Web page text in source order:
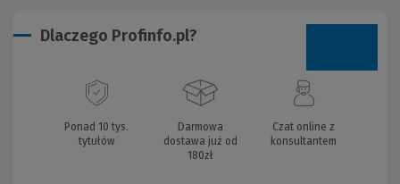
Dlaczego Profinfo.pl?
Ponad 10 tys.
tytułów
Darmowa
dostawa już od
180zł
Czat online z
konsultantem